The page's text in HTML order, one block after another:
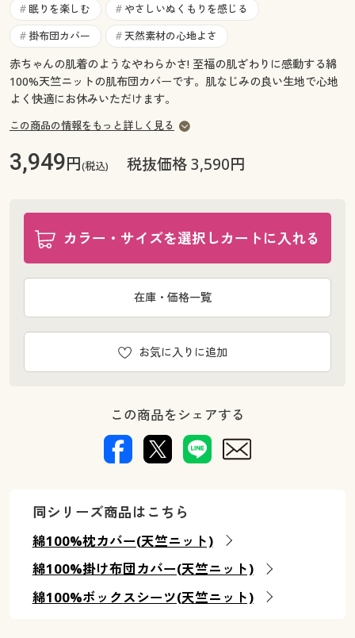
お気に入り
サポート
よくある質問とお問い合わせ
サポート
ご利用ガイド
よくある質問とお問い合わせ
# 眠りを楽しむ # やさしいぬくもりを感じる
# 掛布団カバー # 天然素材の心地よさ
赤ちゃんの肌着のようなやわらかさ! 至福の肌ざわりに感動する綿
100%天竺ニットの肌布団カバーです。肌なじみの良い生地で心地
よく快適にお休みいただけます。
この商品の情報をもっと詳しく見る
3,949円(税込) 税抜価格 3,590円
カラー・サイズを選択しカートに入れる
お気に入りに追加
在庫・価格一覧
この商品をシェアする
同シリーズ商品はこちら
綿100%枕カバー(天竺ニット)
綿100%掛け布団カバー(天竺ニット)
綿100%ボックスシーツ(天竺ニット)